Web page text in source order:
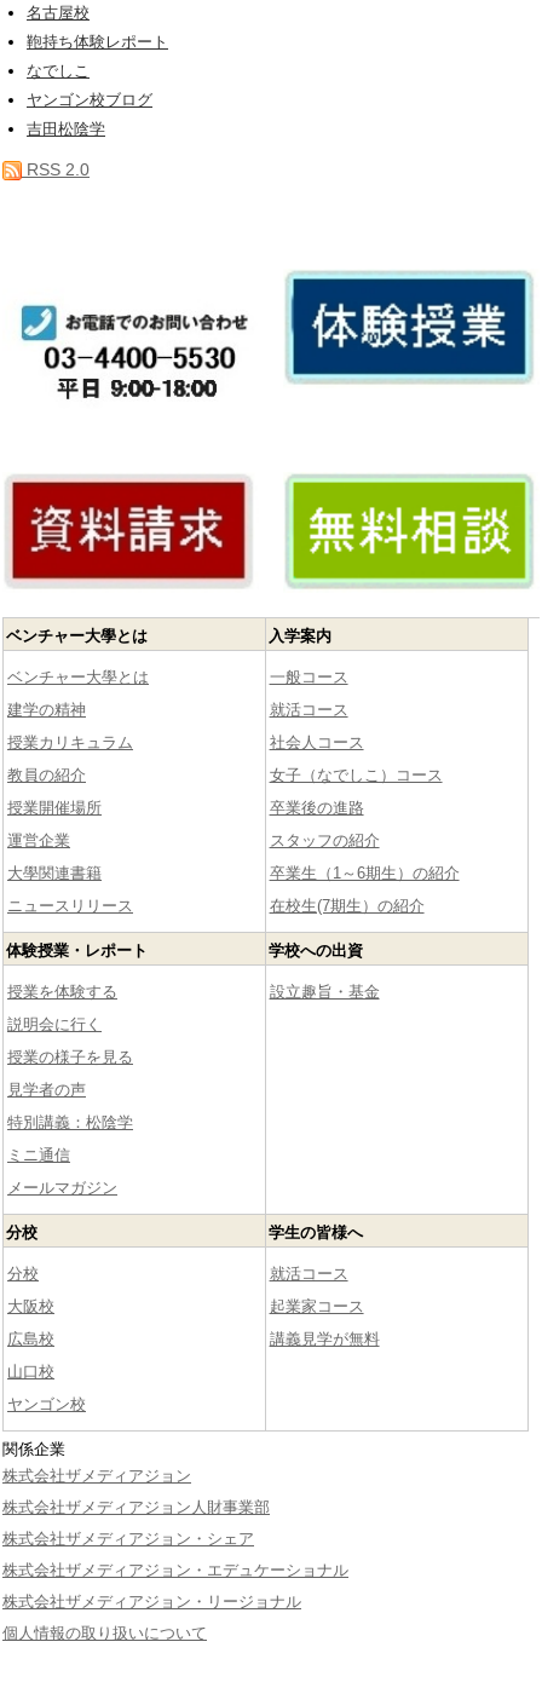
名古屋校
鞄持ち体験レポート
なでしこ
ヤンゴン校ブログ
吉田松陰学
RSS 2.0
ベンチャー大學とは
ベンチャー大學とは
建学の精神
授業カリキュラム
教員の紹介
授業開催場所
運営企業
大學関連書籍
ニュースリリース
入学案内
一般コース
就活コース
社会人コース
女子（なでしこ）コース
卒業後の進路
スタッフの紹介
卒業生（1～6期生）の紹介
在校生(7期生）の紹介
体験授業・レポート
授業を体験する
説明会に行く
授業の様子を見る
見学者の声
特別講義：松陰学
ミニ通信
メールマガジン
学校への出資
設立趣旨・基金
分校
分校
大阪校
広島校
山口校
ヤンゴン校
学生の皆様へ
就活コース
起業家コース
講義見学が無料
関係企業
株式会社ザメディアジョン
株式会社ザメディアジョン人財事業部
株式会社ザメディアジョン・シェア
株式会社ザメディアジョン・エデュケーショナル
株式会社ザメディアジョン・リージョナル
個人情報の取り扱いについて